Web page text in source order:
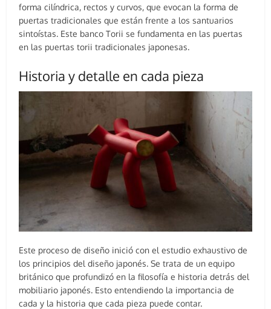
forma cilíndrica, rectos y curvos, que evocan la forma de
puertas tradicionales que están frente a los santuarios
sintoístas. Este banco Torii se fundamenta en las puertas
en las puertas torii tradicionales japonesas.
Historia y detalle en cada pieza
Este proceso de diseño inició con el estudio exhaustivo de
los principios del diseño japonés. Se trata de un equipo
británico que profundizó en la filosofía e historia detrás del
mobiliario japonés. Esto entendiendo la importancia de
cada y la historia que cada pieza puede contar.